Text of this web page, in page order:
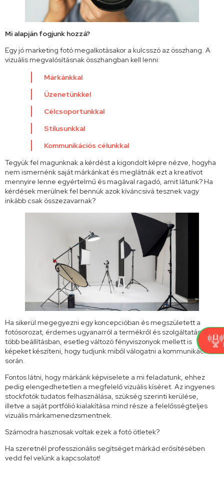
Mi alapján fogjunk hozzá?
Egy jó marketing fotó megalkotásakor a kulcsszó az összhang. A
vizuális megvalósításnak összhangban kell lenni:
Márkánkkal
Üzenetünkkel
Célcsoportunkkal
Stílusunkkal
Kommunikációs célunkkal
Tegyük fel magunknak a kérdést a kigondolt képre nézve, hogyha
nem ismernénk saját márkánkat és meglátnák ezt a kreatívot
mennyire lenne egyértelmű és magával ragadó, amit látunk? Ha
kérdések merülnek fel bennük azok kíváncsivá tesznek vagy
inkább csak összezavarnak?
Ha sikerül megegyezni egy koncepcióban és megszületett a
fotósorozat, érdemes ugyanarról a termékről és szolgáltatásról
több beállításban, esetleg változó fényviszonyok mellett is
képeket készíteni, hogy tudjunk miből válogatni a kommunikáció
során.
Fontos látni, hogy márkánk képviselete a mi feladatunk, ehhez
pedig elengedhetetlen a megfelelő vizuális kíséret. Az ingyenes
stockfotók tudatos felhasználása, szükség szerinti kerülése,
illetve a saját portfólió kialakítása mind része a felelősségteljes
vizuális márkamenedzsmentnek.
Számodra hasznosak voltak ezek a fotó ötletek?
Ha szeretnél professzionális segítséget márkád erősítésében
vedd fel velünk a kapcsolatot!